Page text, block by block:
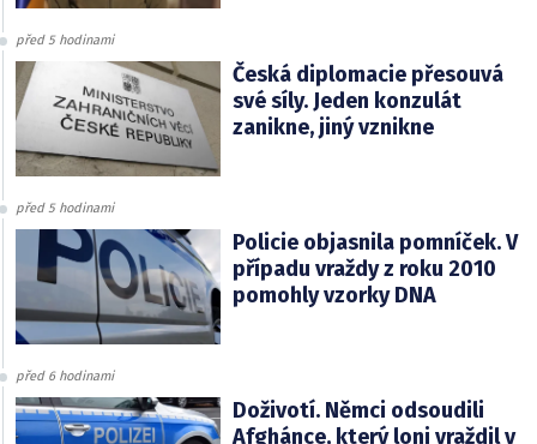
před 5 hodinami
Česká diplomacie přesouvá
své síly. Jeden konzulát
zanikne, jiný vznikne
před 5 hodinami
Policie objasnila pomníček. V
případu vraždy z roku 2010
pomohly vzorky DNA
před 6 hodinami
Doživotí. Němci odsoudili
Afghánce, který loni vraždil v